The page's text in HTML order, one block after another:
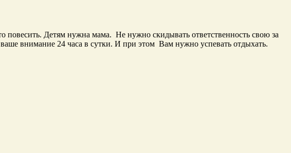
повесить. Детям нужна мама. Не нужно скидывать ответственность свою за
ваше внимание 24 часа в сутки. И при этом Вам нужно успевать отдыхать.